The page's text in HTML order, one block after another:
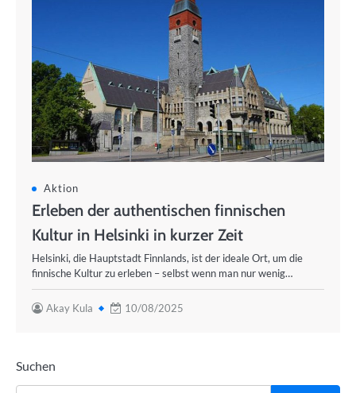
Aktion
Erleben der authentischen finnischen
Kultur in Helsinki in kurzer Zeit
Helsinki, die Hauptstadt Finnlands, ist der ideale Ort, um die
finnische Kultur zu erleben – selbst wenn man nur wenig…
Akay Kula 10/08/2025
Suchen